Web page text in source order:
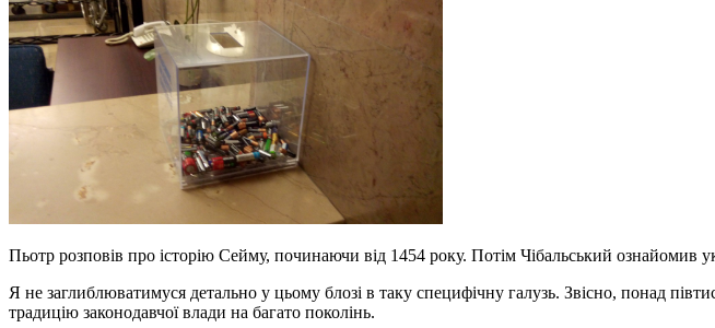
Пьотр розповів про історію Сейму, починаючи від 1454 року. Потім Чібальський ознайомив
Я не заглиблюватимуся детально у цьому блозі в таку специфічну галузь. Звісно, понад
традицію законодавчої влади на багато поколінь.